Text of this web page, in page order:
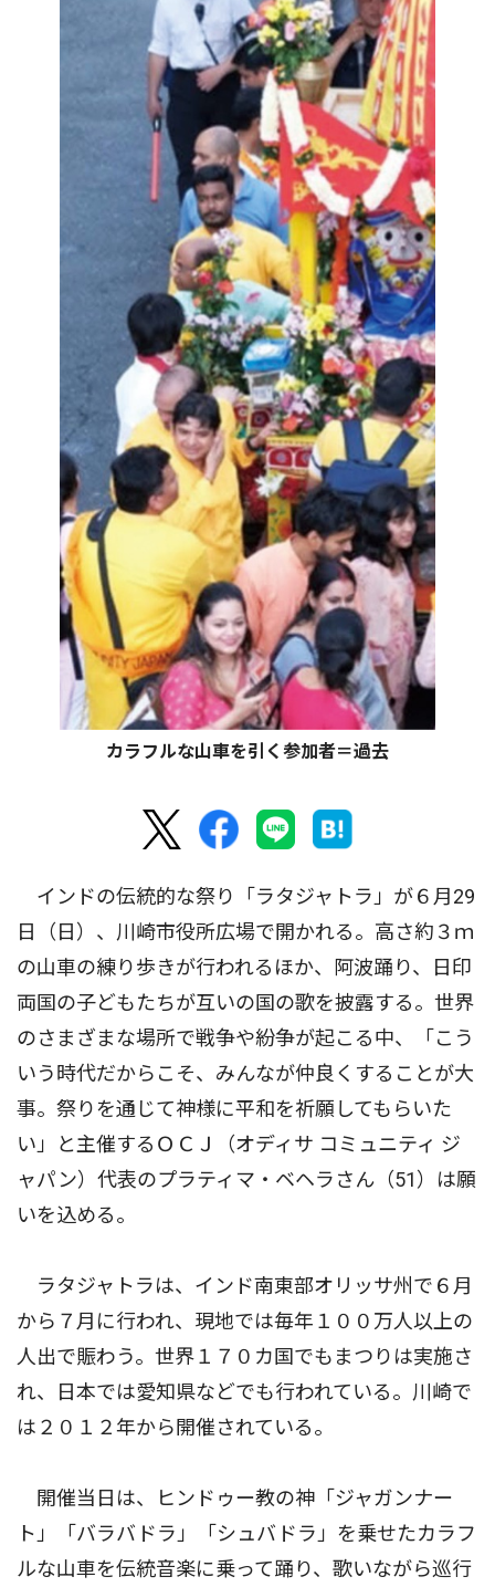
カラフルな山車を引く参加者＝過去
インドの伝統的な祭り「ラタジャトラ」が６月29
日（日）、川崎市役所広場で開かれる。高さ約３ｍ
の山車の練り歩きが行われるほか、阿波踊り、日印
両国の子どもたちが互いの国の歌を披露する。世界
のさまざまな場所で戦争や紛争が起こる中、「こう
いう時代だからこそ、みんなが仲良くすることが大
事。祭りを通じて神様に平和を祈願してもらいた
い」と主催するＯＣＪ（オディサ コミュニティ ジ
ャパン）代表のプラティマ・ベヘラさん（51）は願
いを込める。
ラタジャトラは、インド南東部オリッサ州で６月
から７月に行われ、現地では毎年１００万人以上の
人出で賑わう。世界１７０カ国でもまつりは実施さ
れ、日本では愛知県などでも行われている。川崎で
は２０１２年から開催されている。
開催当日は、ヒンドゥー教の神「ジャガンナー
ト」「バラバドラ」「シュバドラ」を乗せたカラフ
ルな山車を伝統音楽に乗って踊り、歌いながら巡行